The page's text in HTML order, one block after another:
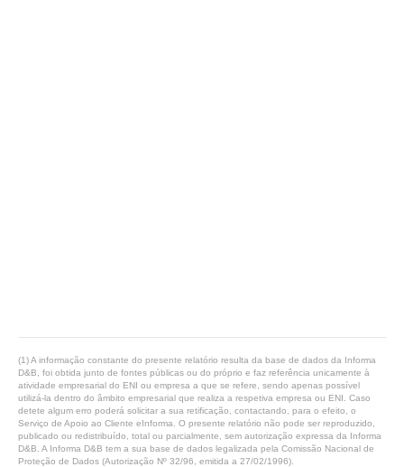
(1) A informação constante do presente relatório resulta da base de dados da Informa
D&B, foi obtida junto de fontes públicas ou do próprio e faz referência unicamente à
atividade empresarial do ENI ou empresa a que se refere, sendo apenas possível
utilizá-la dentro do âmbito empresarial que realiza a respetiva empresa ou ENI. Caso
detete algum erro poderá solicitar a sua retificação, contactando, para o efeito, o
Serviço de Apoio ao Cliente eInforma. O presente relatório não pode ser reproduzido,
publicado ou redistribuído, total ou parcialmente, sem autorização expressa da Informa
D&B. A Informa D&B tem a sua base de dados legalizada pela Comissão Nacional de
Proteção de Dados (Autorização Nº 32/96, emitida a 27/02/1996).